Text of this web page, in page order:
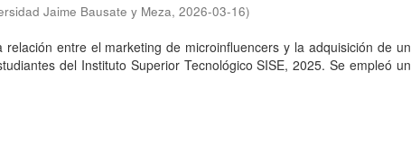
Jaime Bausate y Meza,2026-03-16)
relación entre el marketing de microinfluencers y la adquisición de un
del Instituto Superior Tecnológico SISE, 2025. Se empleó un